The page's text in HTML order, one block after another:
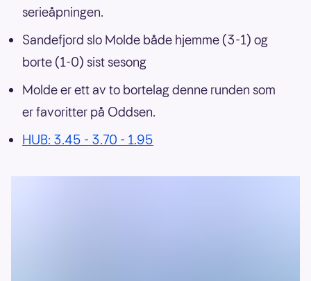
serieåpningen.
Sandefjord slo Molde både hjemme (3-1) og
borte (1-0) sist sesong
Molde er ett av to bortelag denne runden som
er favoritter på Oddsen.
HUB: 3.45 - 3.70 - 1.95